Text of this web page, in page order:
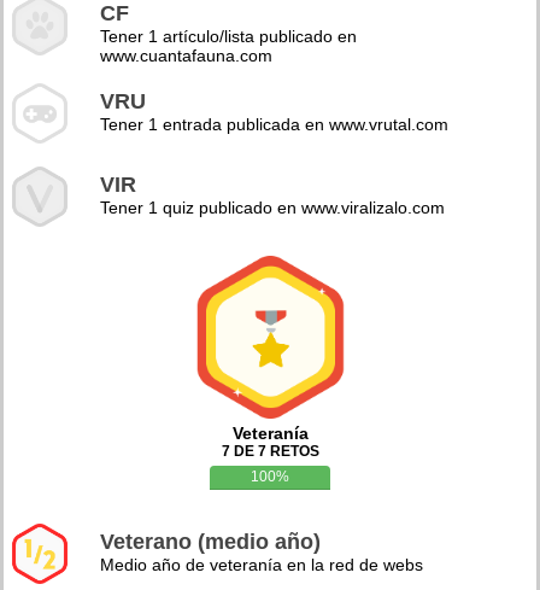
CF
Tener 1 artículo/lista publicado en
www.cuantafauna.com
VRU
Tener 1 entrada publicada en www.vrutal.com
VIR
Tener 1 quiz publicado en www.viralizalo.com
Veteranía
7 DE 7 RETOS
100%
Veterano (medio año)
Medio año de veteranía en la red de webs